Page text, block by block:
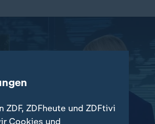
ZDFheute und ZDFtivi
Cookies und